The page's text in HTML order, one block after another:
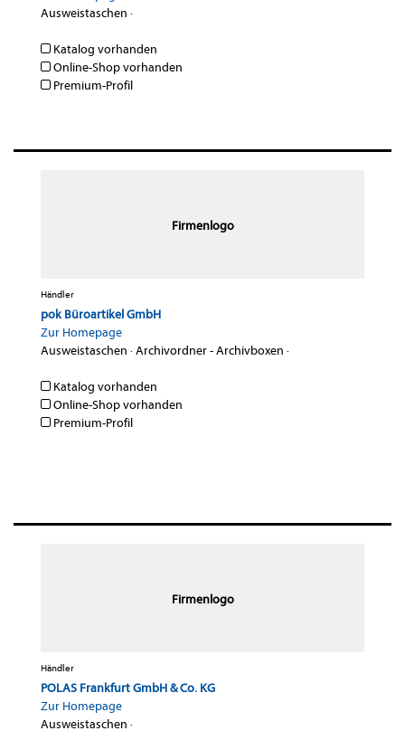
Ausweistaschen ·
Katalog vorhanden
Online-Shop vorhanden
Premium-Profil
Firmenlogo
Händler
pok Büroartikel GmbH
Zur Homepage
Ausweistaschen ·Archivordner - Archivboxen ·
Katalog vorhanden
Online-Shop vorhanden
Premium-Profil
Firmenlogo
Händler
POLAS Frankfurt GmbH & Co. KG
Zur Homepage
Ausweistaschen ·